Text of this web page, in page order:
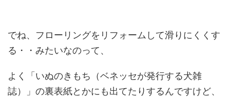
でね、フローリングをリフォームして滑りにくくす
る・・みたいなのって、
よく「いぬのきもち（ベネッセが発行する犬雑
誌）」の裏表紙とかにも出てたりするんですけど、